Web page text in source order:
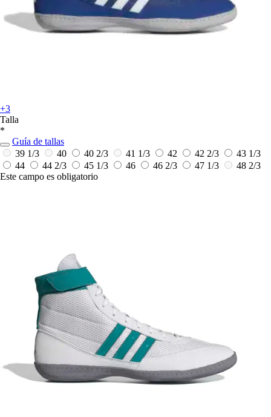
+3
Talla
*
Guía de tallas
39 1/3
40 40 2/3 41 1/3 42 42 2/3
43 1/3
44
44 2/3 45 1/3 46 46 2/3 47 1/3
48 2/3
Este campo es obligatorio